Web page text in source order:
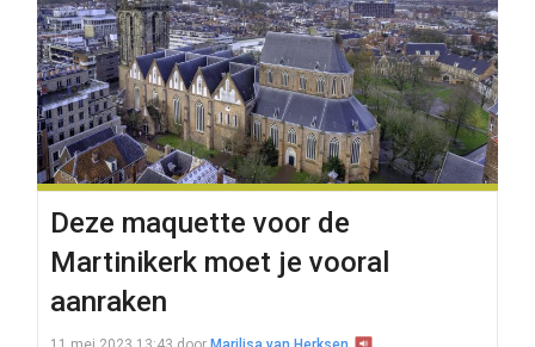
Deze maquette voor de
Martinikerk moet je vooral
aanraken